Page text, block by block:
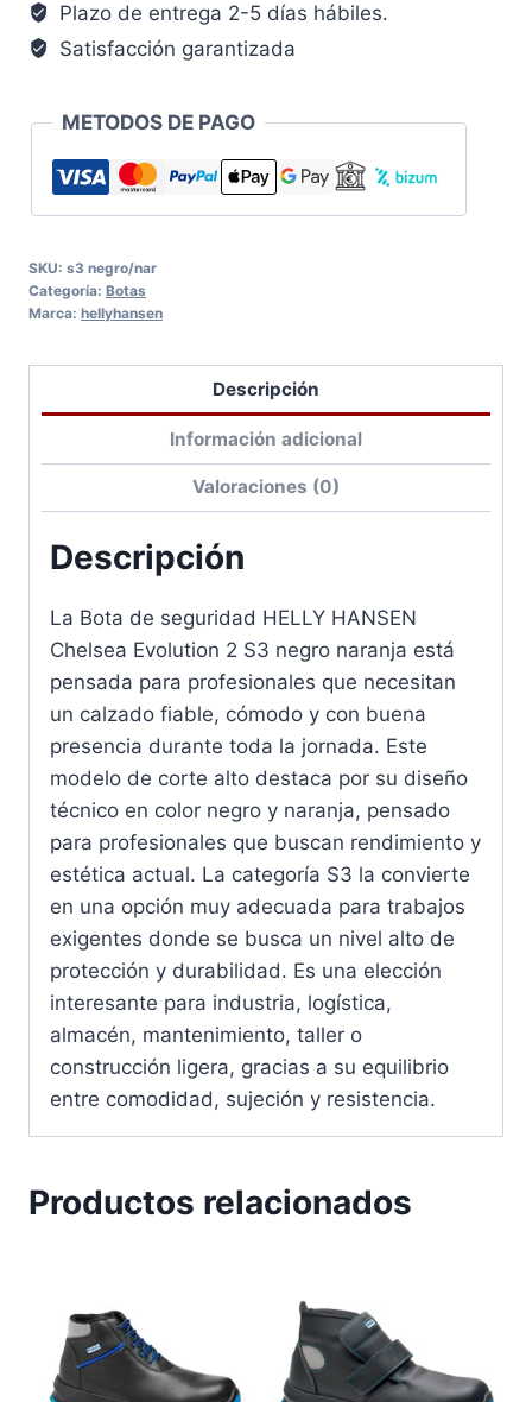
Plazo de entrega 2-5 días hábiles.
Satisfacción garantizada
METODOS DE PAGO
SKU: s3 negro/nar
Categoría: Botas
Marca: hellyhansen
Descripción
Información adicional
Valoraciones (0)
Descripción
La Bota de seguridad HELLY HANSEN
Chelsea Evolution 2 S3 negro naranja está
pensada para profesionales que necesitan
un calzado fiable, cómodo y con buena
presencia durante toda la jornada. Este
modelo de corte alto destaca por su diseño
técnico en color negro y naranja, pensado
para profesionales que buscan rendimiento y
estética actual. La categoría S3 la convierte
en una opción muy adecuada para trabajos
exigentes donde se busca un nivel alto de
protección y durabilidad. Es una elección
interesante para industria, logística,
almacén, mantenimiento, taller o
construcción ligera, gracias a su equilibrio
entre comodidad, sujeción y resistencia.
Productos relacionados